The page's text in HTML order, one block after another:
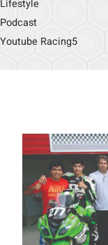
Lifestyle
Podcast
Youtube Racing5